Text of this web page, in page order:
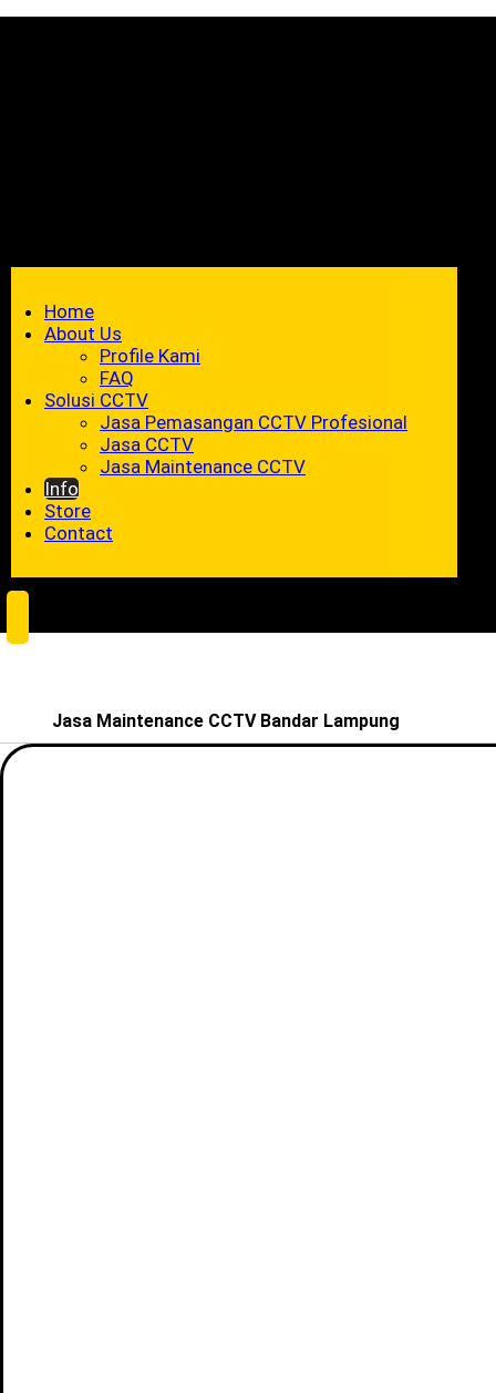
Home
About Us
Profile Kami
FAQ
Solusi CCTV
Jasa Pemasangan CCTV Profesional
Jasa CCTV
Jasa Maintenance CCTV
Info
Store
Contact
Jasa Maintenance CCTV Bandar Lampung